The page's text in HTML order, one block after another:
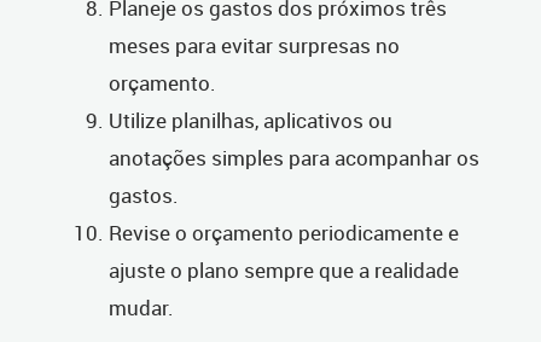
Planeje os gastos dos próximos três
meses para evitar surpresas no
orçamento.
Utilize planilhas, aplicativos ou
anotações simples para acompanhar os
gastos.
Revise o orçamento periodicamente e
ajuste o plano sempre que a realidade
mudar.